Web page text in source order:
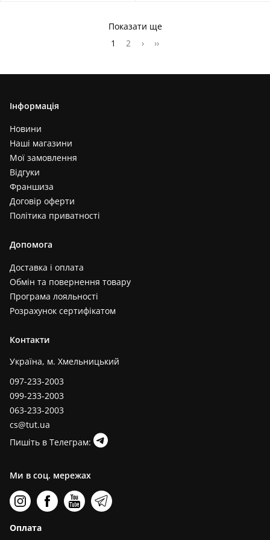
Показати ще
1
2 › ››
Інформація
Новини
Наші магазини
Мої замовлення
Відгуки
Франшиза
Договір оферти
Політика приватності
Допомога
Доставка і оплата
Обмін та повернення товару
Програма лояльності
Розрахунок сертифікатом
Контакти
Україна, м. Хмельницький
097-233-2003
099-233-2003
063-233-2003
cs@tut.ua
Пишіть в Телеграм:
Ми в соц. мережах
Оплата